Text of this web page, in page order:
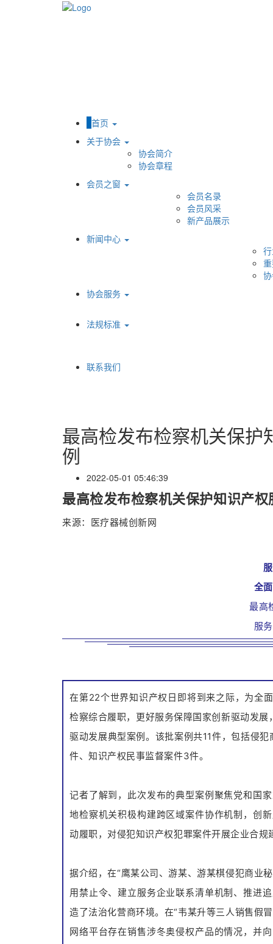
首页
关于协会
协会简介
协会章程
会员之窗
会员名录
会员风采
新产品展示
新闻中心
协会服务
法规标准
联系我们
最高检发布检察机关保
例
2022-05-01 05:46:39
最高检发布检察机关保护知识产
来源：医疗器械创新网
全
最高
服
在第22个世界知识产权日即将到来之际，为全
检察综合履职，更好服务保障国家创新驱动发
驱动发展典型案例。该批案例共11件，包括侵
件、知识产权民事监督案件3件。
记者了解到，此次发布的典型案例聚焦党和国
地检察机关积极构建跨区域案件协作机制，创
动履职，对侵犯知识产权犯罪案件开展企业合
据介绍，在“鹰某公司、游某、游某棋侵犯商业
用禁止令、建立服务企业联系清单机制、推进
造了法治化营商环境。在“韦某升等三人销售假
网络平台存在销售涉冬奥侵权产品的情况，并